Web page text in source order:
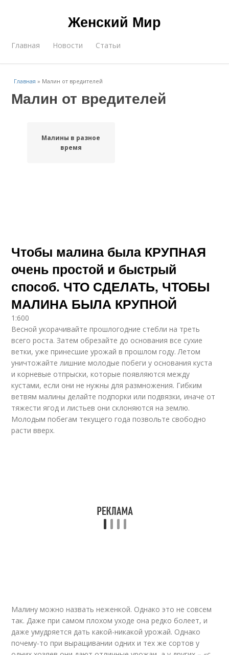
Женский Мир
Главная Новости Статьи
Главная » Малин от вредителей
Малин от вредителей
Малины в разное
время
Чтобы малина была КРУПНАЯ
очень простой и быстрый
способ. ЧТО СДЕЛАТЬ, ЧТОБЫ
МАЛИНА БЫЛА КРУПНОЙ
1:600
Весной укорачивайте прошлогодние стебли на треть
всего роста. Затем обрезайте до основания все сухие
ветки, уже принесшие урожай в прошлом году. Летом
уничтожайте лишние молодые побеги у основания куста
и корневые отпрыски, которые появляются между
кустами, если они не нужны для размножения. Гибким
ветвям малины делайте подпорки или подвязки, иначе от
тяжести ягод и листьев они склоняются на землю.
Молодым побегам текущего года позвольте свободно
расти вверх.
Малину можно назвать неженкой. Однако это не совсем
так. Даже при самом плохом уходе она редко болеет, и
даже умудряется дать какой-никакой урожай. Однако
почему-то при выращивании одних и тех же сортов у